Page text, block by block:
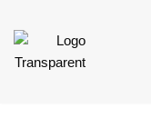
Zum
Inhalt